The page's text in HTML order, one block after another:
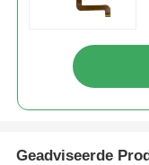
Geadviseerde